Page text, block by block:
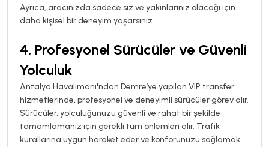
Ayrıca, aracınızda sadece siz ve yakınlarınız olacağı için
daha kişisel bir deneyim yaşarsınız.
4. Profesyonel Sürücüler ve Güvenli
Yolculuk
Antalya Havalimanı'ndan Demre’ye yapılan VIP transfer
hizmetlerinde, profesyonel ve deneyimli sürücüler görev alır.
Sürücüler, yolculuğunuzu güvenli ve rahat bir şekilde
tamamlamanız için gerekli tüm önlemleri alır. Trafik
kurallarına uygun hareket eder ve konforunuzu sağlamak